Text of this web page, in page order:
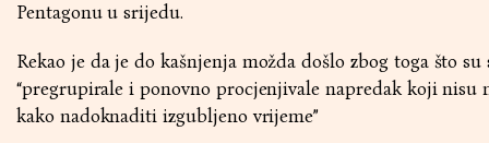
Pentagonu u srijedu.
Rekao je da je do kašnjenja možda došlo zbog toga što su
“pregrupirale i ponovno procjenjivale napredak koji nisu
kako nadoknaditi izgubljeno vrijeme”